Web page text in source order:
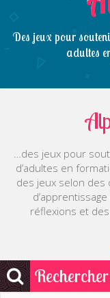
…des jeux pour
d’adultes en
des jeux selon des
réflexions et